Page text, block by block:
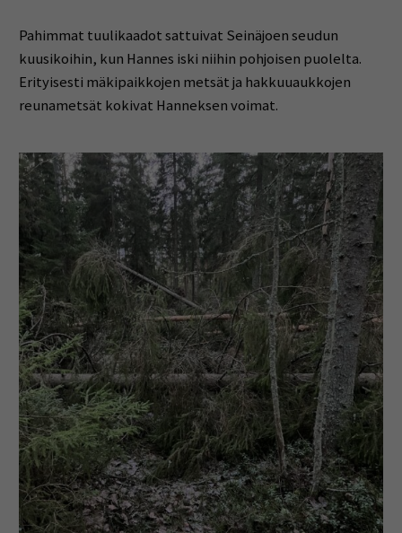
Pahimmat tuulikaadot sattuivat Seinäjoen seudun
kuusikoihin, kun Hannes iski niihin pohjoisen puolelta.
Erityisesti mäkipaikkojen metsät ja hakkuuaukkojen
reunametsät kokivat Hanneksen voimat.